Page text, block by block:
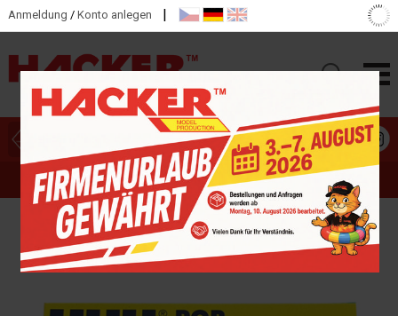
Anmeldung / Konto anlegen |
HAUPTKATEGORIEN